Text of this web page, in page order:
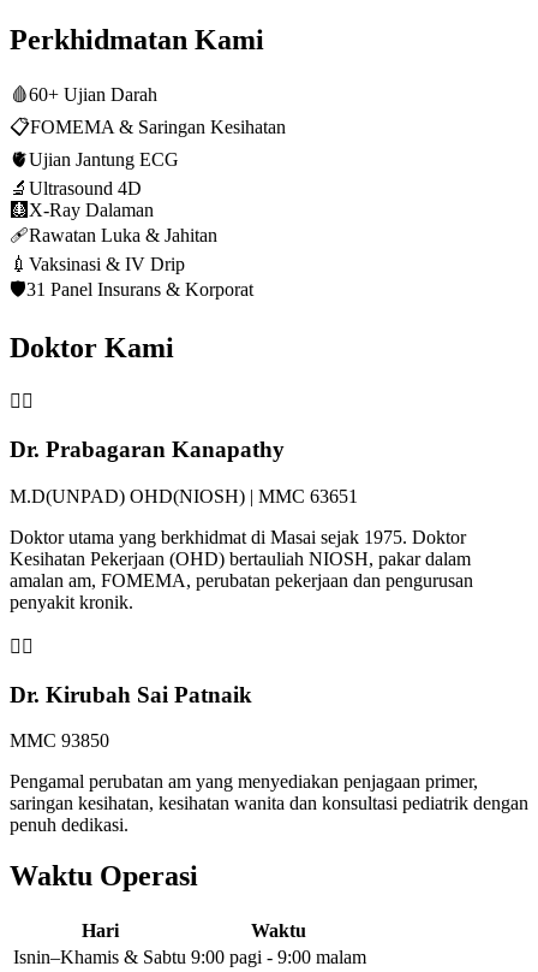
Perkhidmatan Kami
🩸60+ Ujian Darah
📋FOMEMA & Saringan Kesihatan
🫀Ujian Jantung ECG
🔬 Ultrasound 4D
🩻 X-Ray Dalaman
🩹Rawatan Luka & Jahitan
💉 Vaksinasi & IV Drip
🛡️31 Panel Insurans & Korporat
Doktor Kami
👨‍⚕️
Dr. Prabagaran Kanapathy
M.D(UNPAD) OHD(NIOSH) | MMC 63651
Doktor utama yang berkhidmat di Masai sejak 1975. Doktor
Kesihatan Pekerjaan (OHD) bertauliah NIOSH, pakar dalam
amalan am, FOMEMA, perubatan pekerjaan dan pengurusan
penyakit kronik.
👩‍⚕️
Dr. Kirubah Sai Patnaik
MMC 93850
Pengamal perubatan am yang menyediakan penjagaan primer,
saringan kesihatan, kesihatan wanita dan konsultasi pediatrik dengan
penuh dedikasi.
Waktu Operasi
Hari
Waktu
Isnin–Khamis & Sabtu 9:00 pagi - 9:00 malam